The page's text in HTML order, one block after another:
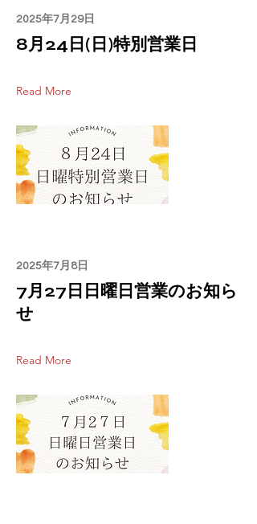
2025年7月29日
8月24日(日)特別営業日
Read More
2025年7月8日
7月27日日曜日営業のお知ら
せ
Read More